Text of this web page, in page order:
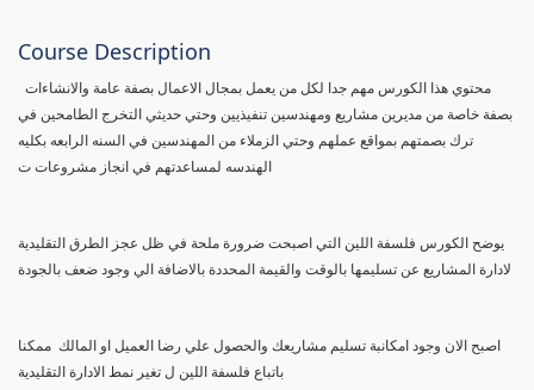
Course Description
بصفة خاصة من مديرين مشاريع ومهندسين تنفيذيين وحتي حديثي التخرج الطامحين في
ترك بصمتهم بمواقع عملهم وحتي الزملاء من المهندسين في السنه الرابعه بكليه
الهندسه لمساعدتهم في انجاز مشروعات ت
يوضح الكورس فلسفة اللين التي اصبحت ضرورة ملحة في ظل عجز الطرق التقليدية
اصبح الان وجود امكانبة تسليم مشاريعك والحصول علي رضا العميل او المالك ممكنا